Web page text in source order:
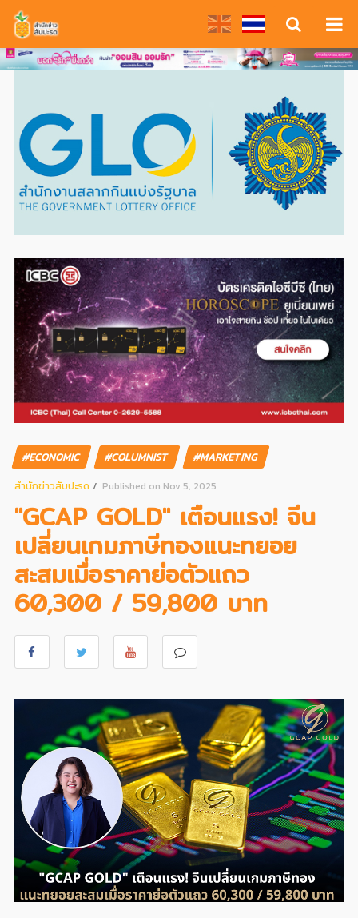
#ECONOMIC #COLUMNIST
#MARKETING
สํานักข่าวสับปะรด
Published on Nov 5, 2025
"GCAP GOLD" เตือนแรง! จีน
เปลี่ยนเกมภาษีทองแนะทยอย
สะสมเมื่อราคาย่อตัวแถว
60,300 / 59,800 บาท